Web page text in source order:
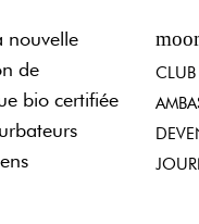
nouvelle
de
bio certifiée